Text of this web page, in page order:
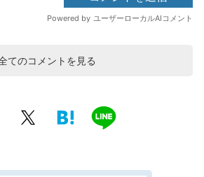
てのコメントを見る